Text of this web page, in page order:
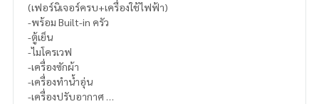
(เฟอร์นิเจอร์ครบ+เครื่องใช้ไฟฟ้า)
-พร้อม Built-in ครัว
-ตู้เย็น
-ไมโครเวฟ
-เครื่องซักผ้า
-เครื่องทำน้ำอุ่น
-เครื่องปรับอากาศ